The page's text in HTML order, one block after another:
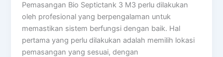
Pemasangan Bio Septictank 3 M3 perlu dilakukan
oleh profesional yang berpengalaman untuk
memastikan sistem berfungsi dengan baik. Hal
pertama yang perlu dilakukan adalah memilih lokasi
pemasangan yang sesuai, dengan